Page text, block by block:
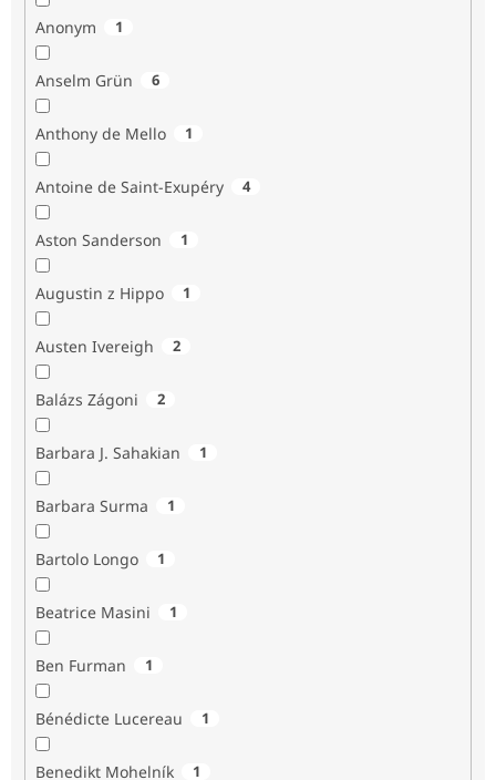
Anonym 1
Anselm Grün 6
Anthony de Mello 1
Antoine de Saint-Exupéry 4
Aston Sanderson 1
Augustin z Hippo 1
Austen Ivereigh 2
Balázs Zágoni 2
Barbara J. Sahakian 1
Barbara Surma 1
Bartolo Longo 1
Beatrice Masini 1
Ben Furman 1
Bénédicte Lucereau 1
Benedikt Mohelník 1